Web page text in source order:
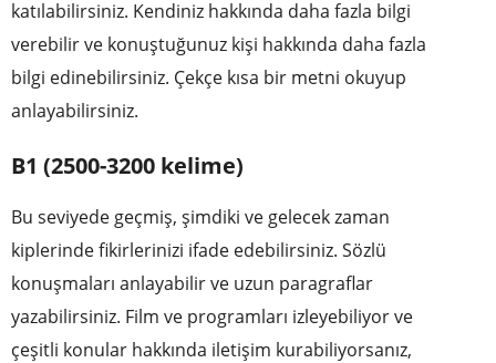
katılabilirsiniz. Kendiniz hakkında daha fazla bilgi
verebilir ve konuştuğunuz kişi hakkında daha fazla
bilgi edinebilirsiniz. Çekçe kısa bir metni okuyup
anlayabilirsiniz.
B1 (2500-3200 kelime)
Bu seviyede geçmiş, şimdiki ve gelecek zaman
kiplerinde fikirlerinizi ifade edebilirsiniz. Sözlü
konuşmaları anlayabilir ve uzun paragraflar
yazabilirsiniz. Film ve programları izleyebiliyor ve
çeşitli konular hakkında iletişim kurabiliyorsanız,